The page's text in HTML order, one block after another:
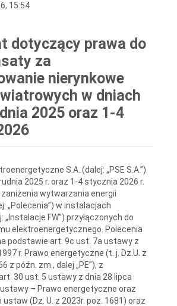
15:54
dotyczący prawa do
za
nierynkowe
w dniach
2025 oraz 1-4
S.A. (dalej: „PSE S.A.”)
2025 r. oraz 1-4 stycznia 2026 r.
zaniżenia wytwarzania energii
„Polecenia”) w instalacjach
FW”) przyłączonych do
elektroenergetycznego. Polecenia
podstawie art. 9c ust. 7a ustawy z
r. Prawo energetyczne (t. j. Dz.U. z
z późn. zm., dalej „PE”), z
30 ust. 5 ustawy z dnia 28 lipca
– Prawo energetyczne oraz
(Dz. U. z 2023r. poz. 1681) oraz